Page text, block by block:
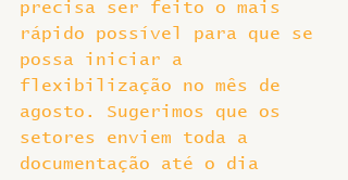
precisa ser feito o mais
rápido possível para que se
possa iniciar a
flexibilização no mês de
agosto. Sugerimos que os
setores enviem toda a
documentação até o dia